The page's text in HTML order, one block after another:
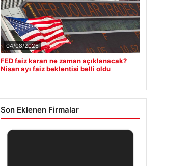
04/08/2026
FED faiz kararı ne zaman açıklanacak?
Nisan ayı faiz beklentisi belli oldu
Son Eklenen Firmalar